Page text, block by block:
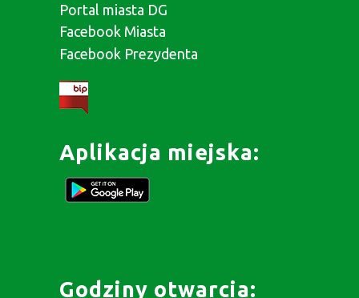
Portal miasta DG
Facebook Miasta
Facebook Prezydenta
Aplikacja miejska:
Godziny otwarcia: